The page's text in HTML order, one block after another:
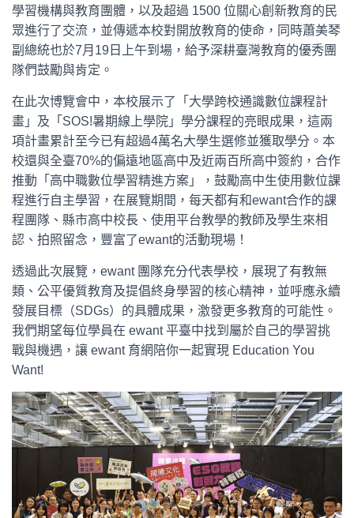
學習機構與教育團體，以及超過 1500 位關心創新教育的民
眾進行了交流，並傳遞本校對開放教育的使命，同時蕭美琴
副總統也於7月19日上午到場，給予深耕臺灣教育的優秀團
隊們鼓勵與肯定。
在此次博覽會中，本校展示了「大學跨校通識數位課程計
畫」及「SOS!暑期線上學院」學分課程的亮眼成果，這兩
項計畫累計至今已有超過4萬名大學生選修並獲取學分。本
校還與全臺70%的偏遠地區高中及近兩百所高中簽約，合作
推動「高中職數位學習精進方案」，鼓勵高中生使用數位課
程進行自主學習，在展覽期間，每天都有和ewant合作的課
程團隊、縣市高中校長、使用平台教學的教師及學生來相
認、拍照留念，豐富了ewant的活動現場！
透過此次展覽，ewant 團隊充分代表學校，展現了有教無
類、公平優質教育及提倡終身學習的核心精神，並呼應永續
發展目標（SDGs）的具體成果，激發更多教育的可能性。
我們期望每位學員在 ewant 平臺中找到屬於自己的學習挑
戰與機遇，讓 ewant 育網陪你一起實現 Education You
Want!